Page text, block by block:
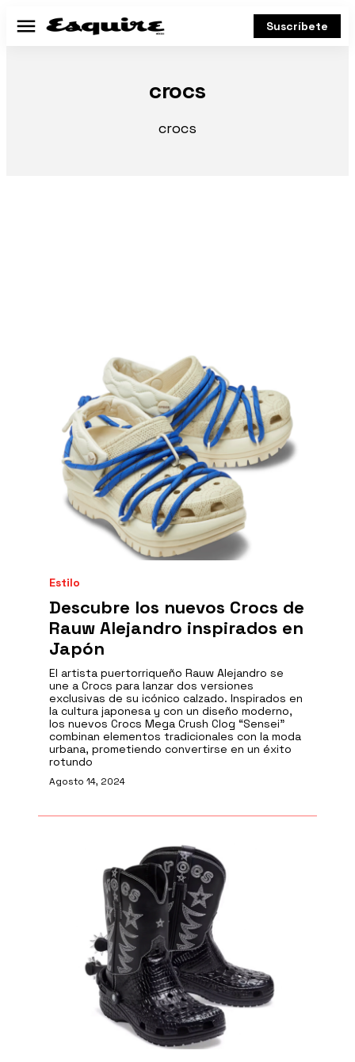
Menú Suscríbete
crocs
crocs
Estilo
Descubre los nuevos Crocs de
Rauw Alejandro inspirados en
Japón
El artista puertorriqueño Rauw Alejandro se
une a Crocs para lanzar dos versiones
exclusivas de su icónico calzado. Inspirados en
la cultura japonesa y con un diseño moderno,
los nuevos Crocs Mega Crush Clog “Sensei”
combinan elementos tradicionales con la moda
urbana, prometiendo convertirse en un éxito
rotundo
Agosto 14, 2024